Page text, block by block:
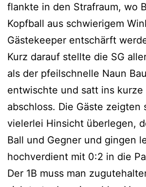
flankte in den Strafraum, wo
Kopfball aus schwierigem
Gästekeeper entschärft
Kurz darauf stellte die SG
als der pfeilschnelle Naun
entwischte und satt ins kurze
abschloss. Die Gäste zeigten
vielerlei Hinsicht überlegen,
Ball und Gegner und gingen
hochverdient mit 0:2 in die
Der 1B muss man